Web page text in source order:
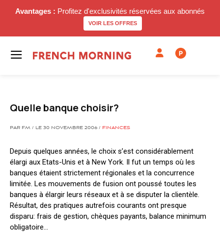
Avantages : Profitez d'exclusivités réservées aux abonnés
VOIR LES OFFRES
P
Quelle banque choisir?
PAR FM / LE 30 NOVEMBRE 2006 / FINANCES
Depuis quelques années, le choix s’est considérablement
élargi aux Etats-Unis et à New York. Il fut un temps où les
banques étaient strictement régionales et la concurrence
limitée. Les mouvements de fusion ont poussé toutes les
banques à élargir leurs réseaux et à se disputer la clientèle.
Résultat, des pratiques autrefois courants ont presque
disparu: frais de gestion, chèques payants, balance minimum
obligatoire…